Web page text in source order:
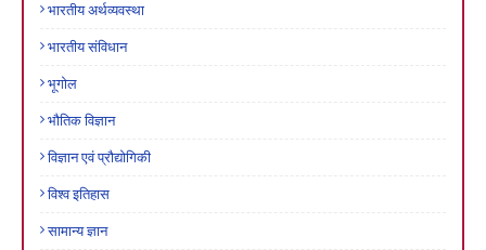
भारतीय अर्थव्यवस्था
भारतीय संविधान
भूगोल
भौतिक विज्ञान
विज्ञान एवं प्रौद्योगिकी
विश्व इतिहास
सामान्य ज्ञान